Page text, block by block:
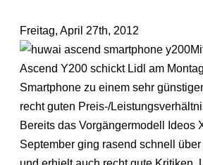
Freitag, April 27th, 2012
Ascend Y200 schickt Lidl am
Smartphone zu einem sehr
recht guten Preis-/
Bereits das Vorgängermodell Ideos
September ging rasend schnell